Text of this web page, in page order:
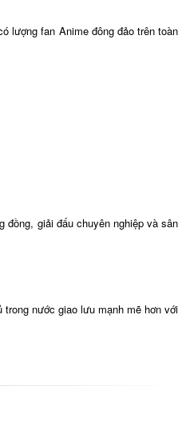
lượng fan Anime đông đảo trên toàn
giải đấu chuyên nghiệp và sân
nước giao lưu mạnh mẽ hơn với